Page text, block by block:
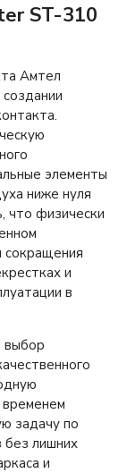
ST-310
Амтел
элементы
ниже нуля
что физически
сокращения
и
в
выбор
задачу по
без лишних
и